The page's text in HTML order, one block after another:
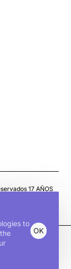
to
OK
17 AÑOS